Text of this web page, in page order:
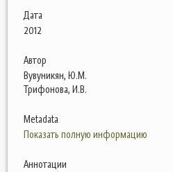
Дата
2012
Автор
Вувуникян, Ю.М.
Трифонова, И.В.
Metadata
Показать полную информацию
Аннотации